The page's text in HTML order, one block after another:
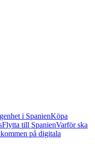
i SpanienKöpa
Flytta till SpanienVarför ska
på digitala